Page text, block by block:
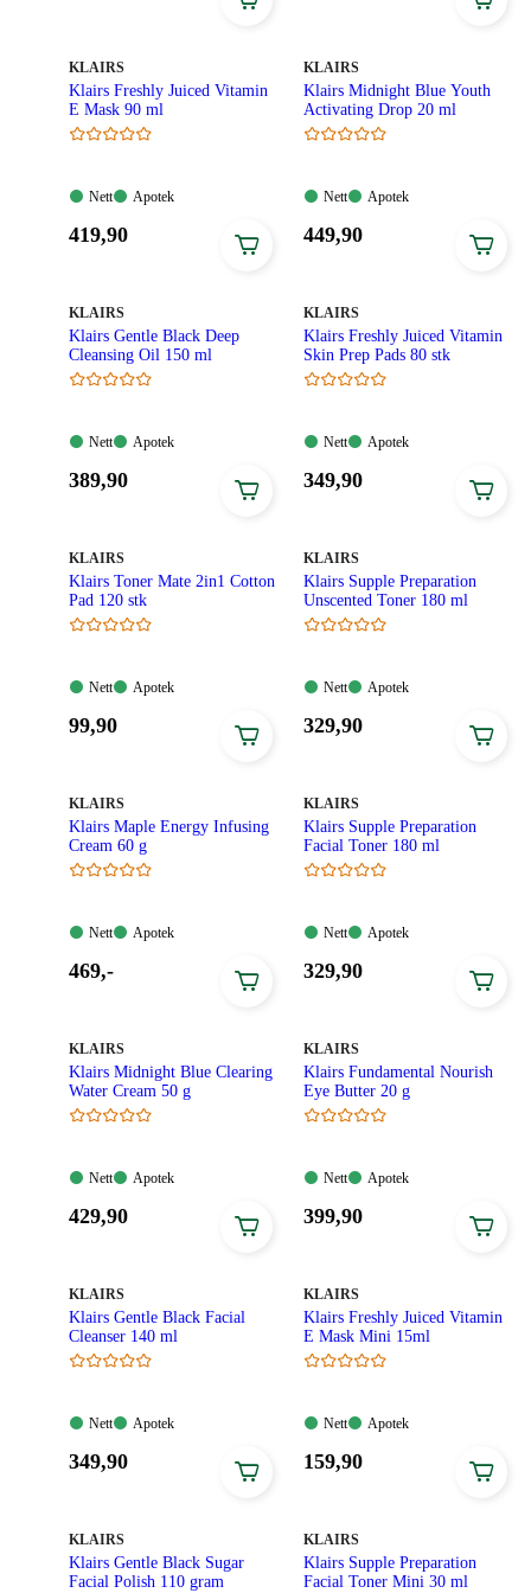
MERKE:
KLAIRS
Klairs Freshly Juiced Vitamin
E Mask 90 ml
Nett:
Nett
Apotek:
Apotek
Pris:
419,90
MERKE:
KLAIRS
Klairs Midnight Blue Youth
Activating Drop 20 ml
Nett:
Nett
Apotek:
Apotek
Pris:
449,90
MERKE:
KLAIRS
Klairs Gentle Black Deep
Cleansing Oil 150 ml
Nett:
Nett
Apotek:
Apotek
Pris:
389,90
MERKE:
KLAIRS
Klairs Freshly Juiced Vitamin
Skin Prep Pads 80 stk
Nett:
Nett
Apotek:
Apotek
Pris:
349,90
MERKE:
KLAIRS
Klairs Toner Mate 2in1 Cotton
Pad 120 stk
Nett:
Nett
Apotek:
Apotek
Pris:
99,90
MERKE:
KLAIRS
Klairs Supple Preparation
Unscented Toner 180 ml
Nett:
Nett
Apotek:
Apotek
Pris:
329,90
MERKE:
KLAIRS
Klairs Maple Energy Infusing
Cream 60 g
Nett:
Nett
Apotek:
Apotek
Pris:
469,-
MERKE:
KLAIRS
Klairs Supple Preparation
Facial Toner 180 ml
Nett:
Nett
Apotek:
Apotek
Pris:
329,90
MERKE:
KLAIRS
Klairs Midnight Blue Clearing
Water Cream 50 g
Nett:
Nett
Apotek:
Apotek
Pris:
429,90
MERKE:
KLAIRS
Klairs Fundamental Nourish
Eye Butter 20 g
Nett:
Nett
Apotek:
Apotek
Pris:
399,90
MERKE:
KLAIRS
Klairs Gentle Black Facial
Cleanser 140 ml
Nett:
Nett
Apotek:
Apotek
Pris:
349,90
MERKE:
KLAIRS
Klairs Freshly Juiced Vitamin
E Mask Mini 15ml
Nett:
Nett
Apotek:
Apotek
Pris:
159,90
MERKE:
KLAIRS
Klairs Gentle Black Sugar
Facial Polish 110 gram
MERKE:
KLAIRS
Klairs Supple Preparation
Facial Toner Mini 30 ml